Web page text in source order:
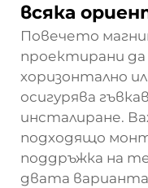
всяка
Повечето
проектирани
хоризонтално
осигурява
инсталиране.
подходящо
поддръжка на
двата